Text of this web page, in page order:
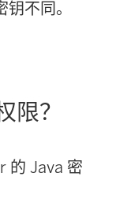
不同。
限？
的 Java 密